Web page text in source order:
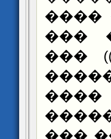
((���
���
��